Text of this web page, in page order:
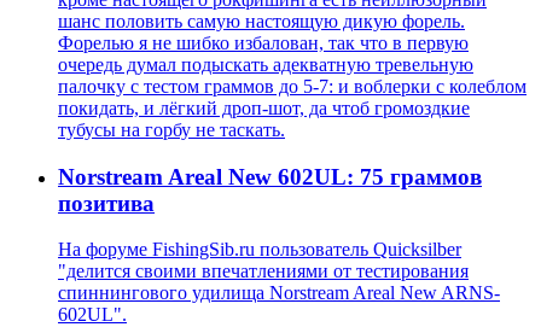
шанс половить самую настоящую дикую форель.
Форелью я не шибко избалован, так что в первую
очередь думал подыскать адекватную тревельную
палочку с тестом граммов до 5-7: и воблерки с колеблом
покидать, и лёгкий дроп-шот, да чтоб громоздкие
тубусы на горбу не таскать.
Norstream Areal New 602UL: 75 граммов
позитива
На форуме FishingSib.ru пользователь Quicksilber
"делится своими впечатлениями от тестирования
спиннингового удилища Norstream Areal New ARNS-
602UL".